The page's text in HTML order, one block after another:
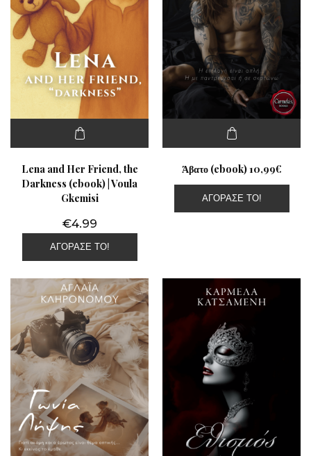
Lena and Her Friend, the
Darkness (ebook) | Voula
Gkemisi
€4.99
ΑΓΌΡΑΣΕ ΤΟ!
Άβατο (ebook) 10,99€
ΑΓΌΡΑΣΕ ΤΟ!